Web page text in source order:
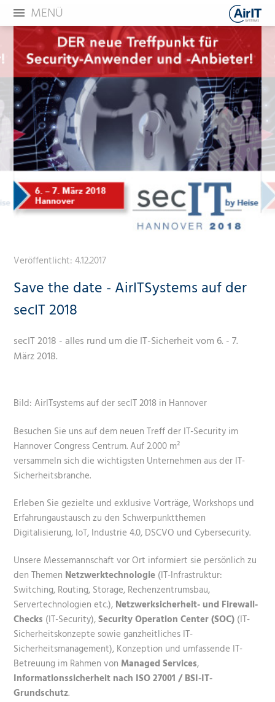
MENÜ
Veröffentlicht:4.12.2017
Save the date - AirITSystems auf der
secIT 2018
secIT 2018 - alles rund um die IT-Sicherheit vom 6. - 7.
März 2018.
Bild: AirITsystems auf der secIT 2018 in Hannover
Besuchen Sie uns auf dem neuen Treff der IT-Security im
Hannover Congress Centrum. Auf 2.000 m²
versammeln sich die wichtigsten Unternehmen aus der IT-
Sicherheitsbranche.
Erleben Sie gezielte und exklusive Vorträge, Workshops und
Erfahrungaustausch zu den Schwerpunktthemen
Digitalisierung, IoT, Industrie 4.0, DSCVO und Cybersecurity.
Unsere Messemannschaft vor Ort informiert sie persönlich zu
den Themen Netzwerktechnologie (IT-Infrastruktur:
Switching, Routing, Storage, Rechenzentrumsbau,
Servertechnologien etc.), Netzwerksicherheit- und Firewall-
Checks (IT-Security),Security Operation Center (SOC) (IT-
Sicherheitskonzepte sowie ganzheitliches IT-
Sicherheitsmanagement), Konzeption und umfassende IT-
Betreuung im Rahmen vonManaged Services,
Informationssicherheit nach ISO 27001 / BSI-IT-
Grundschutz.